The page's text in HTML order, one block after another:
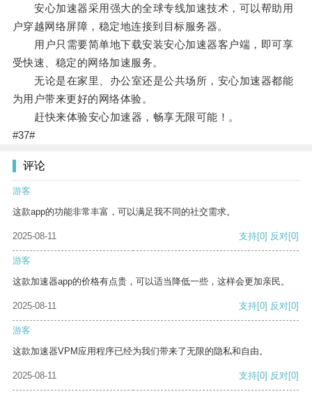
安心加速器采用强大的全球专线加速技术，可以帮助用
户穿越网络屏障，稳定地连接到目标服务器。
用户只需要简单地下载安装安心加速器客户端，即可享
受快速、稳定的网络加速服务。
无论是在家里、办公室还是公共场所，安心加速器都能
为用户带来更好的网络体验。
赶快来体验安心加速器，畅享无限可能！。
#37#
评论
游客
这款app的功能非常丰富，可以满足我不同的社交需求。
2025-08-11 支持[0] 反对[0]
游客
这款加速器app的价格有点贵，可以适当降低一些，这样会更加亲民。
2025-08-11 支持[0] 反对[0]
游客
这款加速器VPM应用程序已经为我们带来了无限的隐私和自由。
2025-08-11 支持[0] 反对[0]